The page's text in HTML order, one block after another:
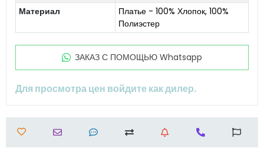
Материал
Платье - 100% Хлопок, 100%
Полиэстер
ЗАКАЗ С ПОМОЩЬЮ Whatsapp
Для просмотра цен войдите как дилер.